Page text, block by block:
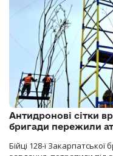
Антидронові сітки
бригади пережили
Бійці 128-ї